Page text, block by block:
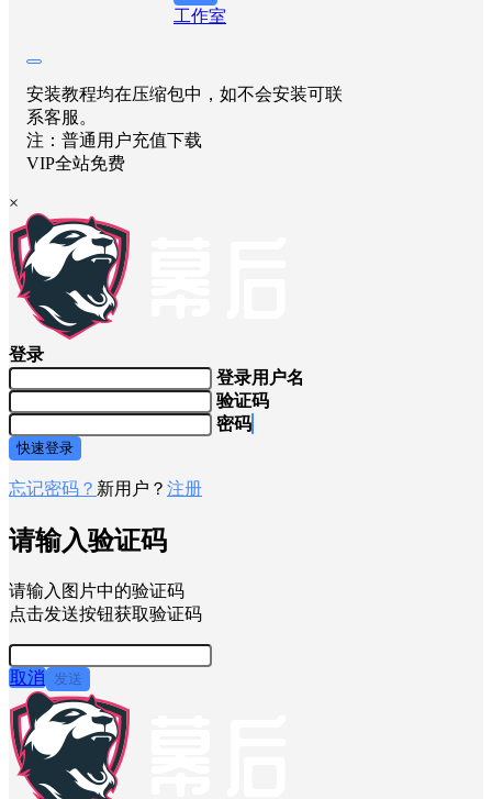
工作室
安装教程均在压缩包中，如不会安装可联
系客服。
注：普通用户充值下载
VIP全站免费
×
登录
登录用户名
验证码
密码
快速登录
忘记密码？ 新用户？ 注册
请输入验证码
请输入图片中的验证码
点击发送按钮获取验证码
取消 发送